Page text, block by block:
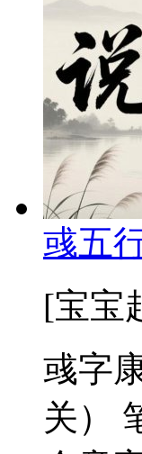
彧五
[宝宝
彧字
关）